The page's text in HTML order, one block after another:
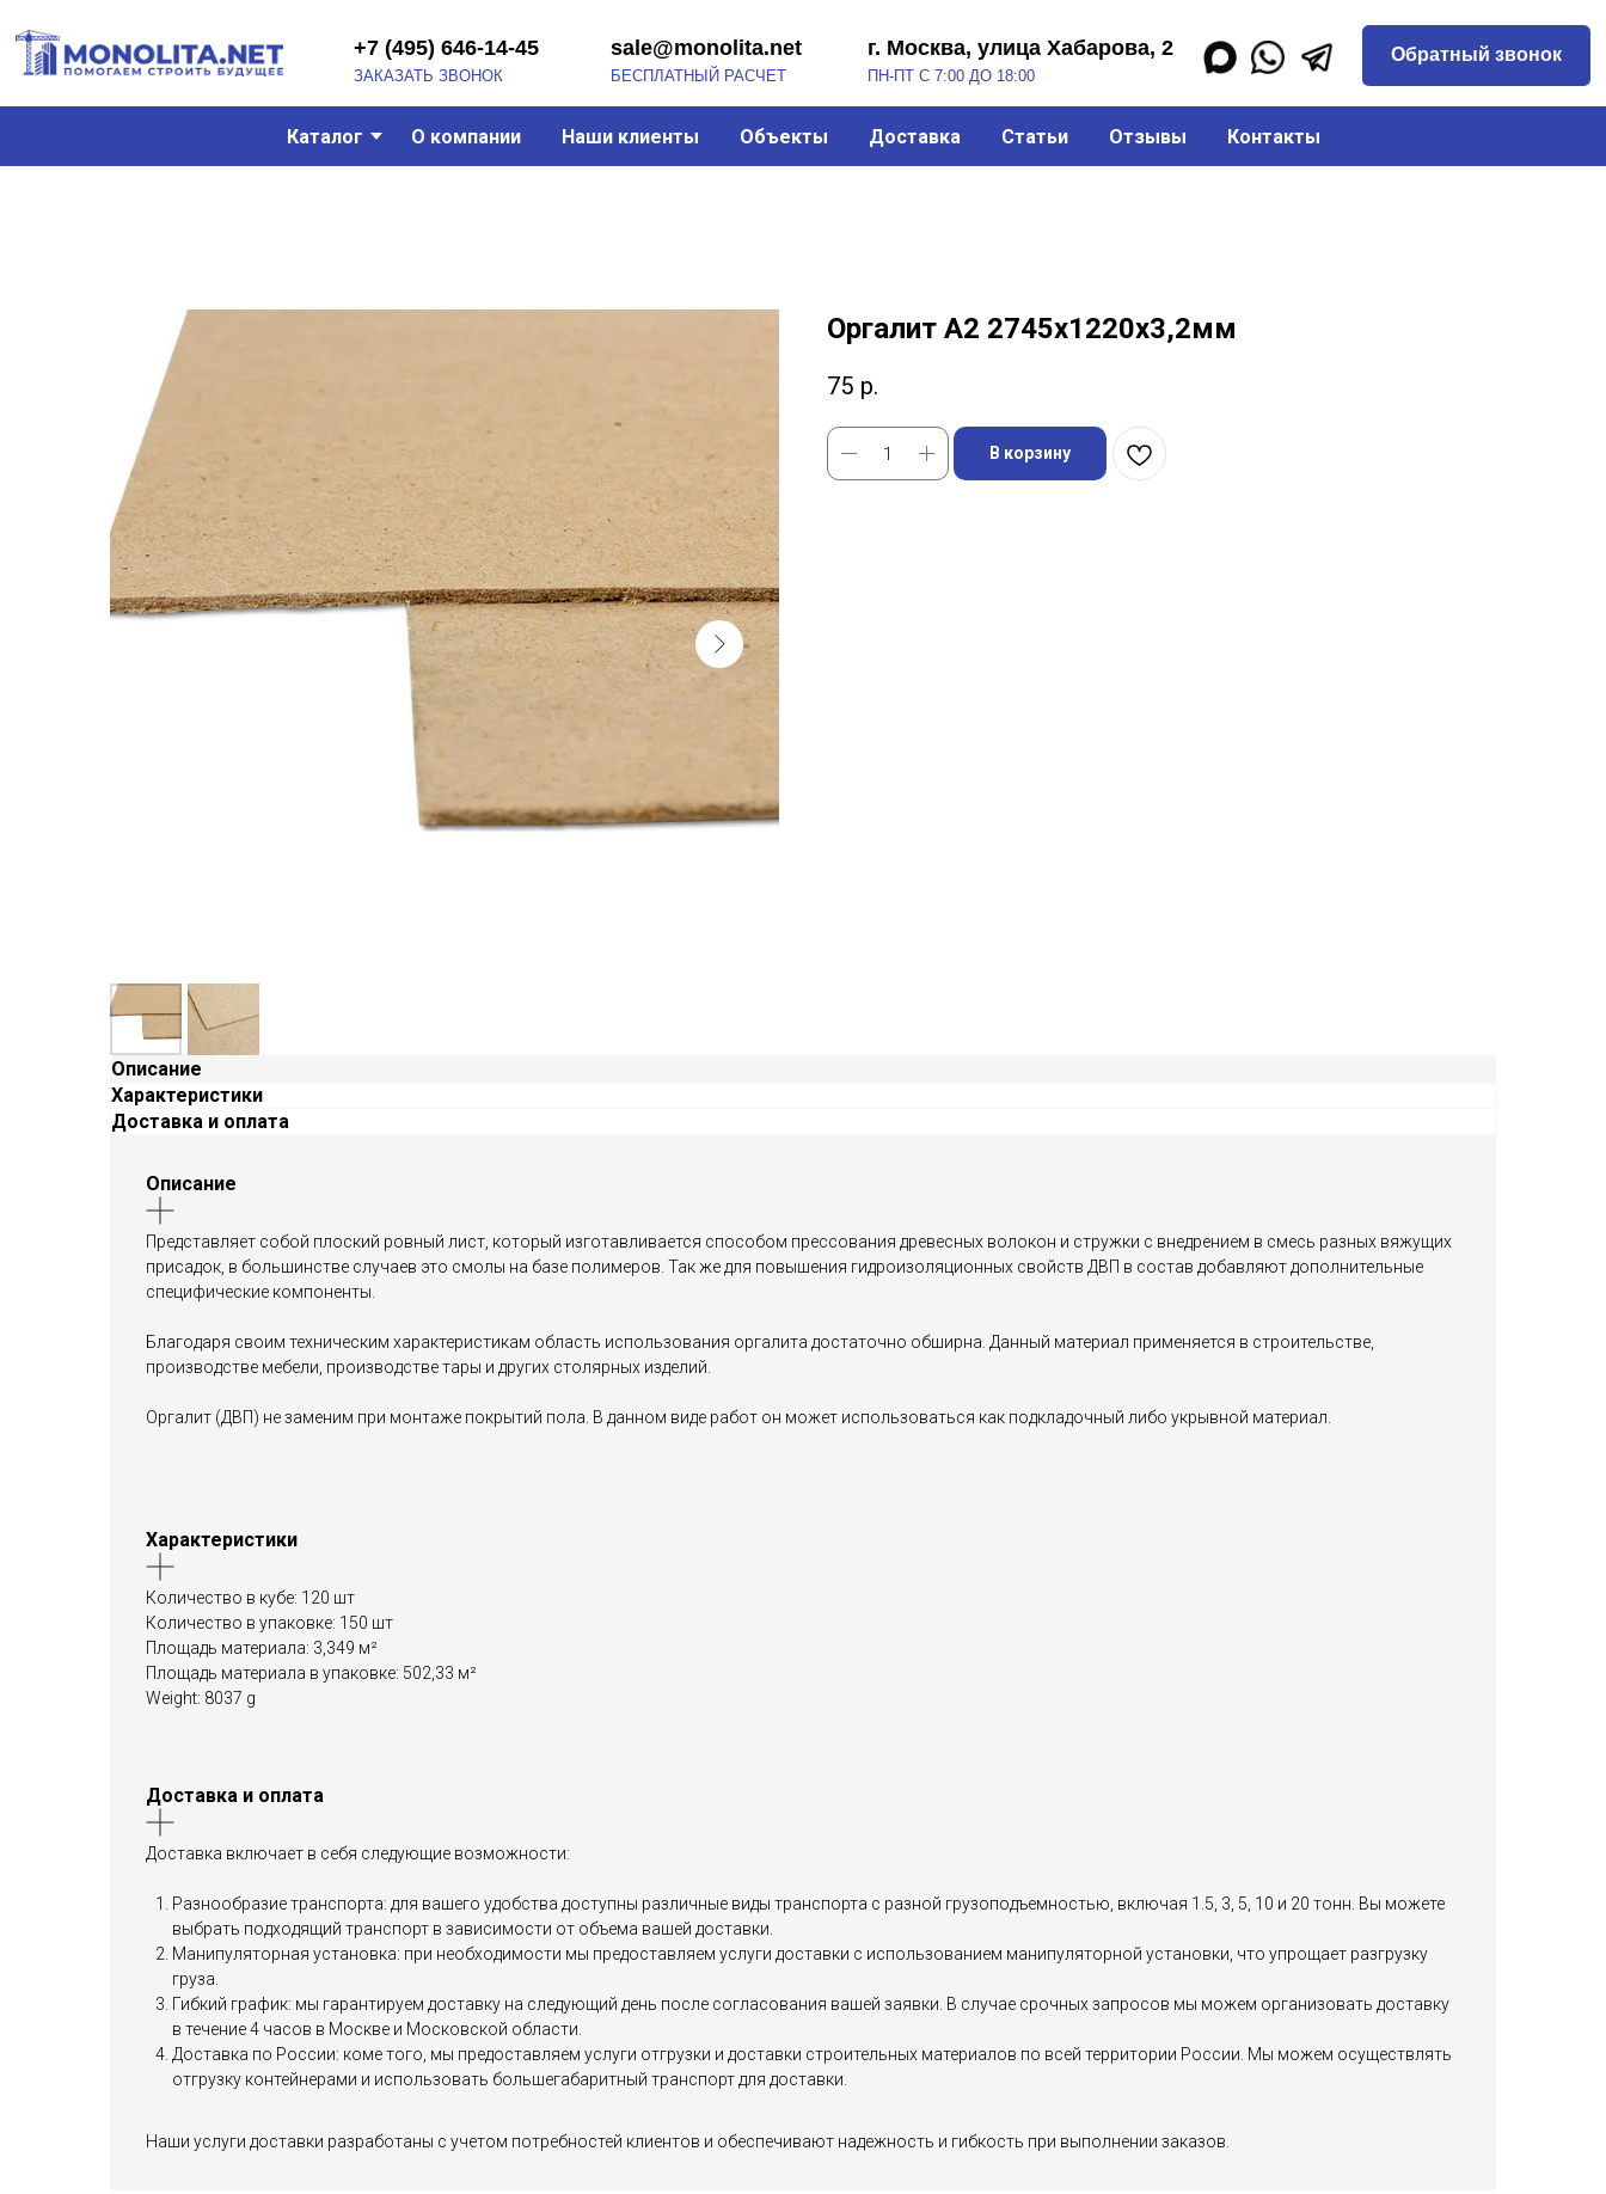
г. Москва, улица Хабарова, 2 Обратный звонок
ПН-ПТ С 7:00 ДО 18:00
+7 (495) 646-14-45
ЗАКАЗАТЬ ЗВОНОК БЕСПЛАТНЫЙ РАСЧЕТ
sale@monolita.net
Каталог О компании Наши клиенты Объекты Доставка Статьи Отзывы Контакты
Оргалит А2 2745х1220х3,2мм
75 р.
В корзину
Описание
Характеристики
Доставка и оплата
Описание
Представляет собой плоский ровный лист, который изготавливается способом прессования древесных волокон и стружки с внедрением в смесь разных вяжущих
присадок, в большинстве случаев это смолы на базе полимеров. Так же для повышения гидроизоляционных свойств ДВП в состав добавляют дополнительные
специфические компоненты.
Благодаря своим техническим характеристикам область использования оргалита достаточно обширна. Данный материал применяется в строительстве,
производстве мебели, производстве тары и других столярных изделий.
Оргалит (ДВП) не заменим при монтаже покрытий пола. В данном виде работ он может использоваться как подкладочный либо укрывной материал.
Характеристики
Количество в кубе: 120 шт
Количество в упаковке: 150 шт
Площадь материала: 3,349 м²
Площадь материала в упаковке: 502,33 м²
Weight: 8037 g
Доставка и оплата
Доставка включает в себя следующие возможности:
Разнообразие транспорта: для вашего удобства доступны различные виды транспорта с разной грузоподъемностью, включая 1.5, 3, 5, 10 и 20 тонн. Вы можете
выбрать подходящий транспорт в зависимости от объема вашей доставки.
Манипуляторная установка: при необходимости мы предоставляем услуги доставки с использованием манипуляторной установки, что упрощает разгрузку
груза.
Гибкий график: мы гарантируем доставку на следующий день после согласования вашей заявки. В случае срочных запросов мы можем организовать доставку
в течение 4 часов в Москве и Московской области.
Доставка по России: коме того, мы предоставляем услуги отгрузки и доставки строительных материалов по всей территории России. Мы можем осуществлять
отгрузку контейнерами и использовать большегабаритный транспорт для доставки.
Наши услуги доставки разработаны с учетом потребностей клиентов и обеспечивают надежность и гибкость при выполнении заказов.